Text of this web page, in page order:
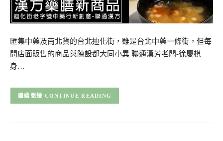
匯集中藥及南北貨的台北迪化街，雖是台北中藥一條街，但每
間店面販售的商品與陳設都大同小異 聯通漢芳老闆-徐慶棋
身…
CONTINUE READING